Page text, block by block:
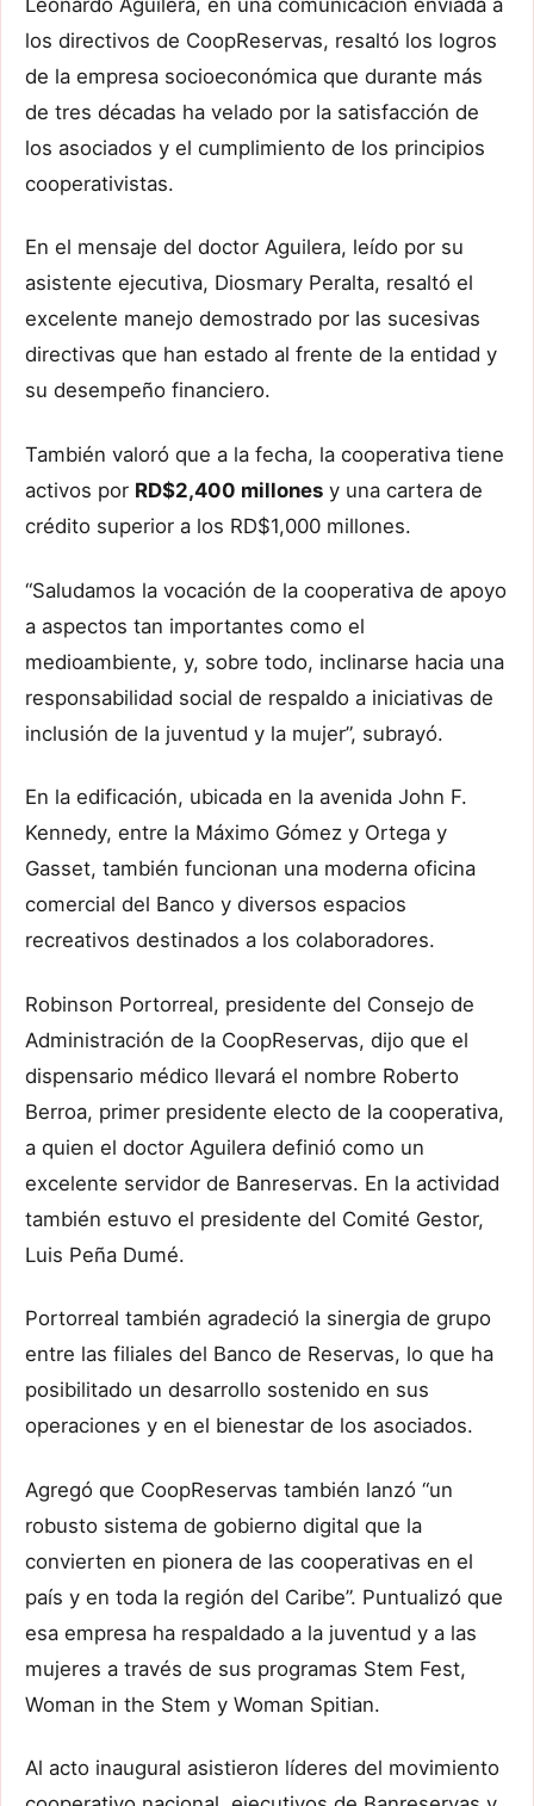
los directivos de CoopReservas, resaltó los logros
de la empresa socioeconómica que durante más
de tres décadas ha velado por la satisfacción de
los asociados y el cumplimiento de los principios
cooperativistas.
En el mensaje del doctor Aguilera, leído por su
asistente ejecutiva, Diosmary Peralta, resaltó el
excelente manejo demostrado por las sucesivas
directivas que han estado al frente de la entidad y
su desempeño financiero.
También valoró que a la fecha, la cooperativa tiene
activos por RD$2,400 millones y una cartera de
crédito superior a los RD$1,000 millones.
“Saludamos la vocación de la cooperativa de apoyo
a aspectos tan importantes como el
medioambiente, y, sobre todo, inclinarse hacia una
responsabilidad social de respaldo a iniciativas de
inclusión de la juventud y la mujer”, subrayó.
En la edificación, ubicada en la avenida John F.
Kennedy, entre la Máximo Gómez y Ortega y
Gasset, también funcionan una moderna oficina
comercial del Banco y diversos espacios
recreativos destinados a los colaboradores.
Robinson Portorreal, presidente del Consejo de
Administración de la CoopReservas, dijo que el
dispensario médico llevará el nombre Roberto
Berroa, primer presidente electo de la cooperativa,
a quien el doctor Aguilera definió como un
excelente servidor de Banreservas. En la actividad
también estuvo el presidente del Comité Gestor,
Luis Peña Dumé.
Portorreal también agradeció la sinergia de grupo
entre las filiales del Banco de Reservas, lo que ha
posibilitado un desarrollo sostenido en sus
operaciones y en el bienestar de los asociados.
Agregó que CoopReservas también lanzó “un
robusto sistema de gobierno digital que la
convierten en pionera de las cooperativas en el
país y en toda la región del Caribe”. Puntualizó que
esa empresa ha respaldado a la juventud y a las
mujeres a través de sus programas Stem Fest,
Woman in the Stem y Woman Spitian.
Al acto inaugural asistieron líderes del movimiento